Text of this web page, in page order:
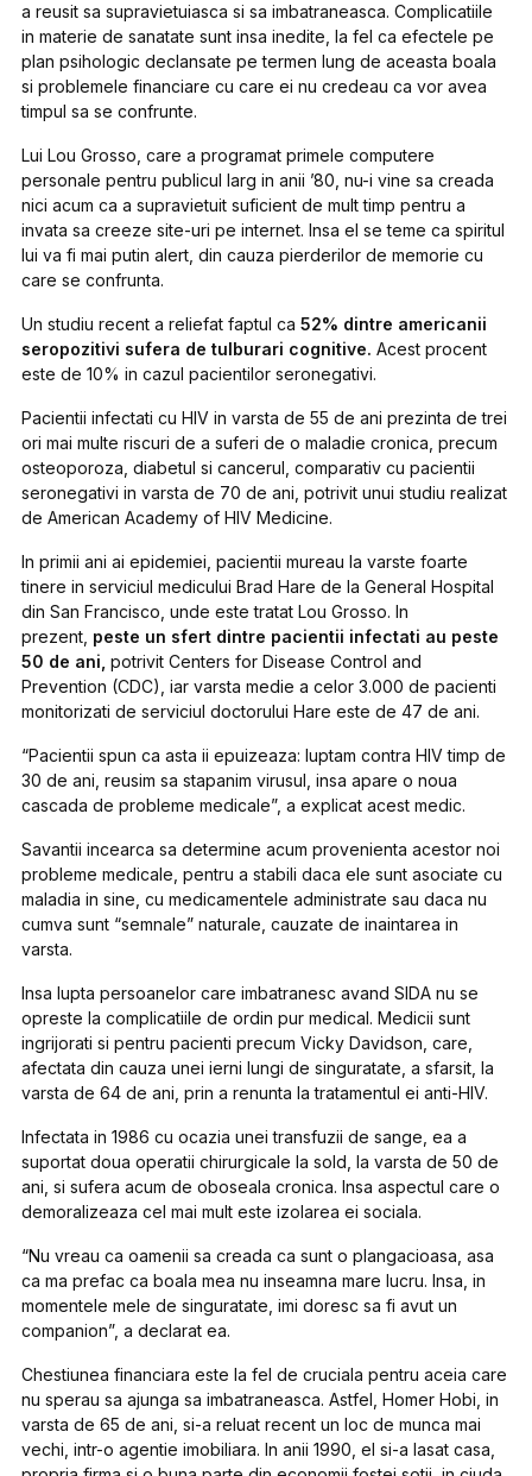
a reusit sa supravietuiasca si sa imbatraneasca. Complicatiile
in materie de sanatate sunt insa inedite, la fel ca efectele pe
plan psihologic declansate pe termen lung de aceasta boala
si problemele financiare cu care ei nu credeau ca vor avea
timpul sa se confrunte.
Lui Lou Grosso, care a programat primele computere
personale pentru publicul larg in anii ’80, nu-i vine sa creada
nici acum ca a supravietuit suficient de mult timp pentru a
invata sa creeze site-uri pe internet. Insa el se teme ca spiritul
lui va fi mai putin alert, din cauza pierderilor de memorie cu
care se confrunta.
Un studiu recent a reliefat faptul ca52% dintre americanii
seropozitivi sufera de tulburari cognitive. Acest procent
este de 10% in cazul pacientilor seronegativi.
Pacientii infectati cu HIV in varsta de 55 de ani prezinta de trei
ori mai multe riscuri de a suferi de o maladie cronica, precum
osteoporoza, diabetul si cancerul, comparativ cu pacientii
seronegativi in varsta de 70 de ani, potrivit unui studiu realizat
de American Academy of HIV Medicine.
In primii ani ai epidemiei, pacientii mureau la varste foarte
tinere in serviciul medicului Brad Hare de la General Hospital
din San Francisco, unde este tratat Lou Grosso. In
prezent, peste un sfert dintre pacientii infectati au peste
50 de ani, potrivit Centers for Disease Control and
Prevention (CDC), iar varsta medie a celor 3.000 de pacienti
monitorizati de serviciul doctorului Hare este de 47 de ani.
“Pacientii spun ca asta ii epuizeaza: luptam contra HIV timp de
30 de ani, reusim sa stapanim virusul, insa apare o noua
cascada de probleme medicale”, a explicat acest medic.
Savantii incearca sa determine acum provenienta acestor noi
probleme medicale, pentru a stabili daca ele sunt asociate cu
maladia in sine, cu medicamentele administrate sau daca nu
cumva sunt “semnale” naturale, cauzate de inaintarea in
varsta.
Insa lupta persoanelor care imbatranesc avand SIDA nu se
opreste la complicatiile de ordin pur medical. Medicii sunt
ingrijorati si pentru pacienti precum Vicky Davidson, care,
afectata din cauza unei ierni lungi de singuratate, a sfarsit, la
varsta de 64 de ani, prin a renunta la tratamentul ei anti-HIV.
Infectata in 1986 cu ocazia unei transfuzii de sange, ea a
suportat doua operatii chirurgicale la sold, la varsta de 50 de
ani, si sufera acum de oboseala cronica. Insa aspectul care o
demoralizeaza cel mai mult este izolarea ei sociala.
“Nu vreau ca oamenii sa creada ca sunt o plangacioasa, asa
ca ma prefac ca boala mea nu inseamna mare lucru. Insa, in
momentele mele de singuratate, imi doresc sa fi avut un
companion”, a declarat ea.
Chestiunea financiara este la fel de cruciala pentru aceia care
nu sperau sa ajunga sa imbatraneasca. Astfel, Homer Hobi, in
varsta de 65 de ani, si-a reluat recent un loc de munca mai
vechi, intr-o agentie imobiliara. In anii 1990, el si-a lasat casa,